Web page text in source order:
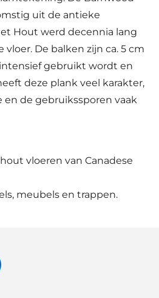
uit de antieke
Hout werd decennia lang
De balken zijn ca. 5 cm
gebruikt wordt en
deze plank veel karakter,
en de gebruikssporen vaak
vloeren van Canadese
meubels en trappen.